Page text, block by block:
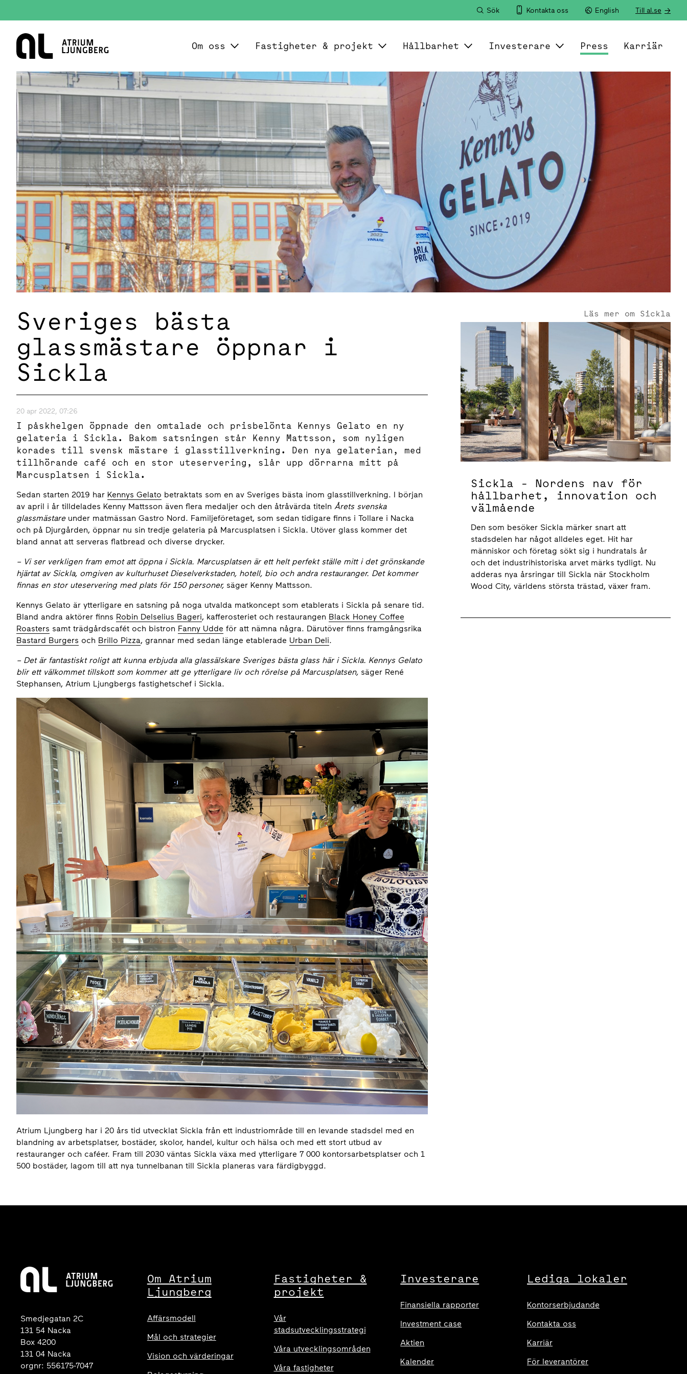
Sök Kontakta oss English Till al.se
Hem
Om oss Fastigheter & projekt Hållbarhet Investerare Press Karriär
Sveriges bästa
glassmästare öppnar i
Sickla
20 apr 2022, 07:26
I påskhelgen öppnade den omtalade och prisbelönta Kennys Gelato en ny
gelateria i Sickla. Bakom satsningen står Kenny Mattsson, som nyligen
korades till svensk mästare i glasstillverkning. Den nya gelaterian, med
tillhörande café och en stor uteservering, slår upp dörrarna mitt på
Marcusplatsen i Sickla.
Sedan starten 2019 har Kennys Gelato betraktats som en av Sveriges bästa inom glasstillverkning. I början
av april i år tilldelades Kenny Mattsson även flera medaljer och den åtråvärda titeln Årets svenska
glassmästareunder matmässan Gastro Nord. Familjeföretaget, som sedan tidigare finns i Tollare i Nacka
och på Djurgården, öppnar nu sin tredje gelateria på Marcusplatsen i Sickla. Utöver glass kommer det
bland annat att serveras flatbread och diverse drycker.
– Vi ser verkligen fram emot att öppna i Sickla. Marcusplatsen är ett helt perfekt ställe mitt i det grönskande
hjärtat av Sickla, omgiven av kulturhuset Dieselverkstaden, hotell, bio och andra restauranger. Det kommer
finnas en stor uteservering med plats för 150 personer, säger Kenny Mattsson.
Kennys Gelato är ytterligare en satsning på noga utvalda matkoncept som etablerats i Sickla på senare tid.
Bland andra aktörer finns Robin Delselius Bageri, kafferosteriet och restaurangen Black Honey Coffee
Roasters samt trädgårdscafét och bistron Fanny Udde för att nämna några. Därutöver finns framgångsrika
Bastard Burgers och Brillo Pizza, grannar med sedan länge etablerade Urban Deli.
– Det är fantastiskt roligt att kunna erbjuda alla glassälskare Sveriges bästa glass här i Sickla. Kennys Gelato
blir ett välkommet tillskott som kommer att ge ytterligare liv och rörelse på Marcusplatsen, säger René
Stephansen, Atrium Ljungbergs fastighetschef i Sickla.
Atrium Ljungberg har i 20 års tid utvecklat Sickla från ett industriområde till en levande stadsdel med en
blandning av arbetsplatser, bostäder, skolor, handel, kultur och hälsa och med ett stort utbud av
restauranger och caféer. Fram till 2030 väntas Sickla växa med ytterligare 7 000 kontorsarbetsplatser och 1
500 bostäder, lagom till att nya tunnelbanan till Sickla planeras vara färdigbyggd.
Sickla - Nordens nav för hållbarhet, innovation och
Läs mer om Sickla
Sickla - Nordens nav för
hållbarhet, innovation och
välmående
Den som besöker Sickla märker snart att
stadsdelen har något alldeles eget. Hit har
människor och företag sökt sig i hundratals år
och det industrihistoriska arvet märks tydligt. Nu
adderas nya årsringar till Sickla när Stockholm
Wood City, världens största trästad, växer fram.
Smedjegatan 2C
131 54 Nacka
Box 4200
131 04 Nacka
orgnr: 556175-7047
Om Atrium
Ljungberg
Affärsmodell
Mål och strategier
Vision och värderingar
Fastigheter &
projekt
Vår
stadsutvecklingsstrategi
Våra utvecklingsområden
Våra fastigheter
Investerare
Finansiella rapporter
Investment case
Aktien
Kalender
Lediga lokaler
Kontorserbjudande
Kontakta oss
Karriär
För leverantörer